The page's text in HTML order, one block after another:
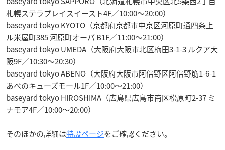
札幌ステラプレイスイースト4F／10:00〜20:00）
baseyard tokyo KYOTO（京都府京都市中京区河原町通四条上
ル米屋町385 河原町オーパ B1F／11:00〜21:00）
baseyard tokyo UMEDA（大阪府大阪市北区梅田3-1-3 ルクア大
阪9F／10:30〜20:30）
baseyard tokyo ABENO（大阪府大阪市阿倍野区阿倍野筋1-6-1
あべのキューズモール1F／10:00〜21:00）
baseyard tokyo HIROSHIMA（広島県広島市南区松原町2-37 ミ
ナモア4F／10:00〜20:00）
そのほかの詳細は特設ページをご確認ください。